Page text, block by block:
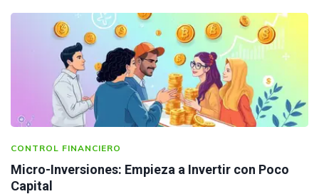
CONTROL FINANCIERO
Micro-Inversiones: Empieza a Invertir con Poco
Capital